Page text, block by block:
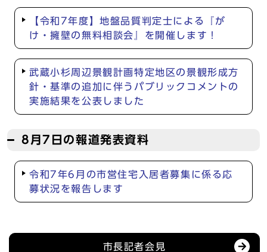
【令和7年度】地盤品質判定士による『が
け・擁壁の無料相談会』を開催します！
武蔵小杉周辺景観計画特定地区の景観形成方
針・基準の追加に伴うパブリックコメントの
実施結果を公表しました
8月7日の報道発表資料
令和7年6月の市営住宅入居者募集に係る応
募状況を報告します
記者会見等の情報
市長記者会見